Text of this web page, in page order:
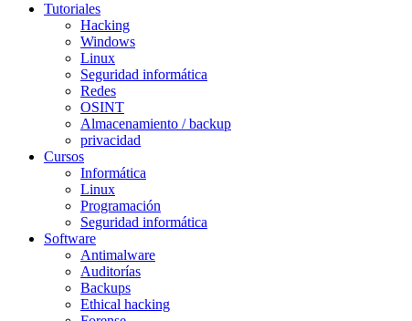
Tutoriales
Hacking
Windows
Linux
Seguridad informática
Redes
OSINT
Almacenamiento / backup
privacidad
Cursos
Informática
Linux
Programación
Seguridad informática
Software
Antimalware
Auditorías
Backups
Ethical hacking